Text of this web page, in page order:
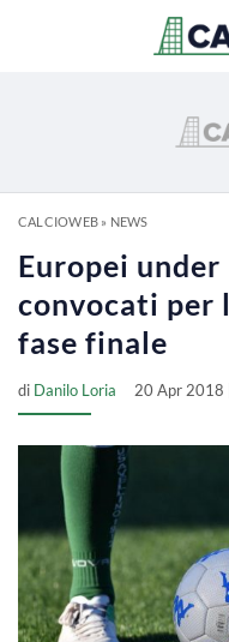
CALCIOWEB» NEWS
Europei
convocati per
fase finale
di Danilo Loria 20 Apr 2018